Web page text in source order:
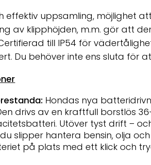
effektiv uppsamling, möjlighet
av klipphöjden, m.m. gör att
till IP54 för
Du behöver inte ens sluta för
Hondas nya
drivs av en kraftfull borstlös
Utöver tyst drift –
slipper hantera bensin, olja
på plats med ett klick och